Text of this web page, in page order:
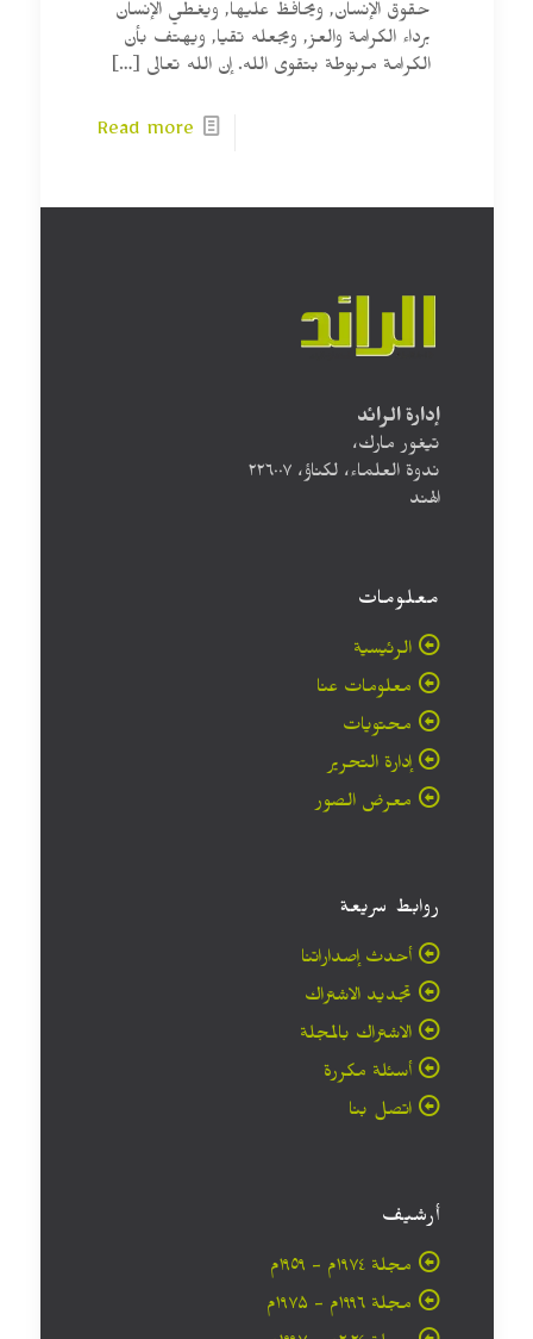
حقوق الإنسان, ويحافظ عليها, ويغطي الإنسان
برداء الكرامة والعز, ويجعله تقيا, ويهتف بأن
الكرامة مربوطة بتقوى الله. إن الله تعالى […]
Read more
إدارة الرائد
تيغور مارك،
ندوة العلماء، لكناؤ، ۲۲٦۰۰۷
الهند
معلومات
الرئيسية
معلومات عنا
محتويات
إدارة التحرير
معرض الصور
روابط سريعة
أحدث إصداراتنا
تجديد الاشتراك
الاشتراك بالمجلة
أسئلة مكررة
اتصل بنا
أرشيف
مجلة ۱۹۷٤م - ١٩٥٩م
مجلة ۱۹۹٦م - ۱۹۷۵م